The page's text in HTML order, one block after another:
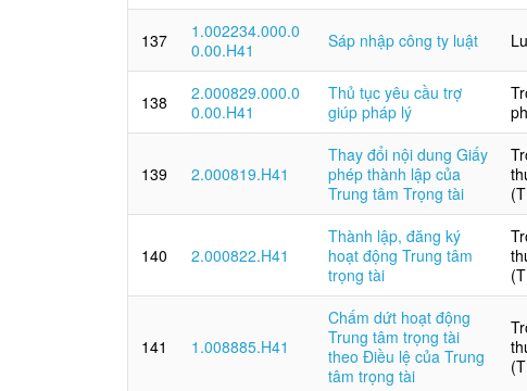
137
1.002234.000.0
0.00.H41
Sáp nhập công ty luật
138
2.000829.000.0
0.00.H41
Thủ tục yêu cầu trợ
giúp pháp lý
139 2.000819.H41
Thay đổi nội dung Giấy
phép thành lập của
Trung tâm Trọng tài
140 2.000822.H41
Thành lập, đăng ký
hoạt động Trung tâm
trọng tài
141 1.008885.H41
Chấm dứt hoạt động
Trung tâm trọng tài
theo Điều lệ của Trung
tâm trọng tài